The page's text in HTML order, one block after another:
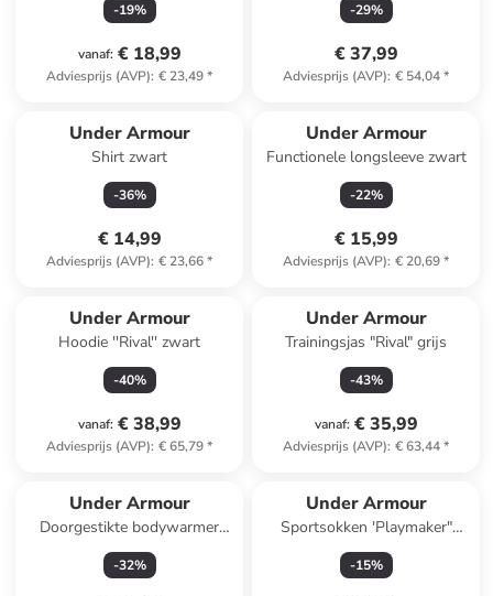
-19%
vanaf: € 18,99
Adviesprijs (AVP): € 23,49*
-29%
€ 37,99
Adviesprijs (AVP): € 54,04*
Under Armour
Shirt zwart
-36%
€ 14,99
Adviesprijs (AVP): € 23,66*
Under Armour
Functionele longsleeve zwart
-22%
€ 15,99
Adviesprijs (AVP): € 20,69*
Under Armour
Hoodie ''Rival'' zwart
-40%
vanaf: € 38,99
Adviesprijs (AVP): € 65,79*
Under Armour
Trainingsjas "Rival" grijs
-43%
vanaf: € 35,99
Adviesprijs (AVP): € 63,44*
Under Armour
Doorgestikte bodywarmer
"Launch" zwart
-32%
Under Armour
Sportsokken 'Playmaker"
zwart
-15%